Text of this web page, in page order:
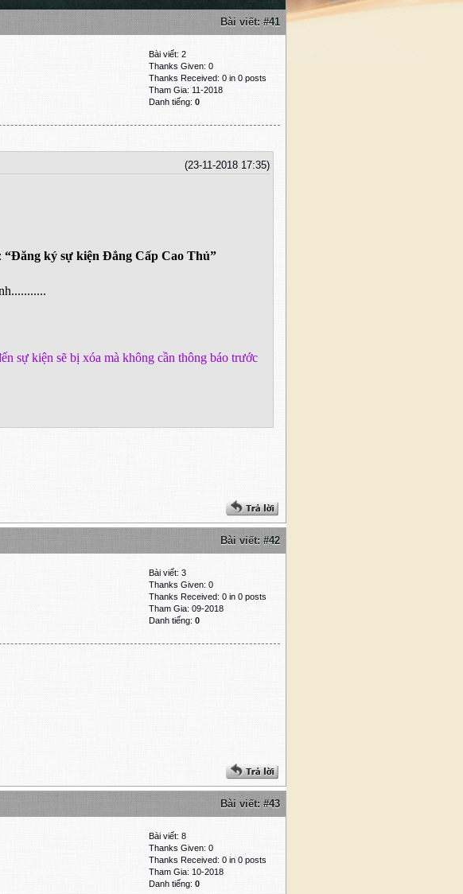
Bài viết: #41
Bài viết: 2
Thanks Given: 0
Thanks Received: 0 in 0 posts
Tham Gia: 11-2018
Danh tiếng: 0
(23-11-2018 17:35)
“Đăng ký sự kiện Đẳng Cấp Cao Thủ”
sự kiện sẽ bị xóa mà không cần thông báo trước
Bài viết: #42
Bài viết: 3
Thanks Given: 0
Thanks Received: 0 in 0 posts
Tham Gia: 09-2018
Danh tiếng: 0
Bài viết: #43
Bài viết: 8
Thanks Given: 0
Thanks Received: 0 in 0 posts
Tham Gia: 10-2018
Danh tiếng: 0